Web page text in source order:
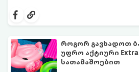
ასოციაციურ
თქვენთვის
აირჩიეთ სამი
როგორ გავხადოთ
უფრო აქტიური
სათამაშოებით